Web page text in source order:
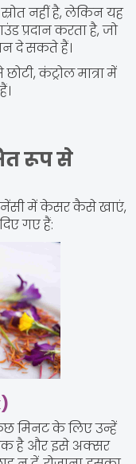
नहीं है, लेकिन यह
प्रदान करता है, जो
दे सकते हैं।
कंट्रोल मात्रा में
रूप से
में केसर कैसे खाएं,
गए हैं:
मिनट के लिए उन्हें
है और इसे अक्सर